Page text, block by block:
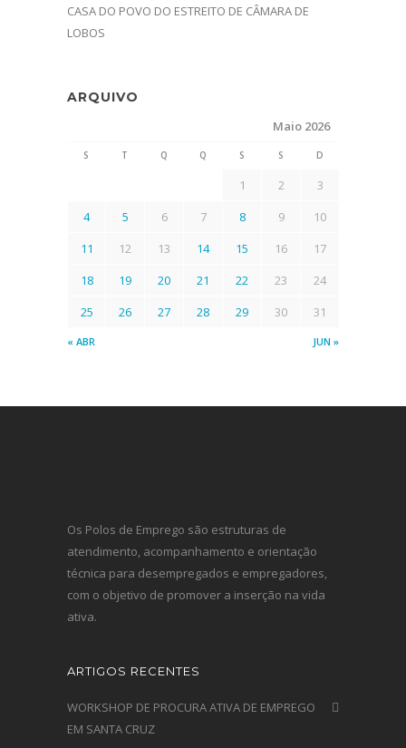
CASA DO POVO DO ESTREITO DE CÂMARA DE
LOBOS
ARQUIVO
Maio 2026
S T Q Q S S D
« ABR JUN »
1 2
3
4
5 6 7 8 9
10
11
12 13 14 15 16
17
18
19 20 21 22 23
24
25
26 27 28 29 30 31
Os Polos de Emprego são estruturas de
atendimento, acompanhamento e orientação
técnica para desempregados e empregadores,
com o objetivo de promover a inserção na vida
ativa.
ARTIGOS RECENTES
WORKSHOP DE PROCURA ATIVA DE EMPREGO
EM SANTA CRUZ